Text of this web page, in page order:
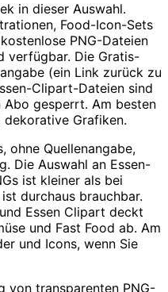
in dieser Auswahl.
Food-Icon-Sets
PNG-Dateien
verfügbar. Die Gratis-
(ein Link zurück zu
Clipart-Dateien sind
gesperrt. Am besten
Grafiken.
Quellenangabe,
Die Auswahl an Essen-
ist kleiner als bei
durchaus brauchbar.
Essen Clipart deckt
und Fast Food ab. Am
und Icons, wenn Sie
von transparenten PNG-